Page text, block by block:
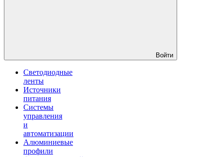
Войти
Светодиодные
ленты
Источники
питания
Системы
управления
и
автоматизации
Алюминиевые
профили